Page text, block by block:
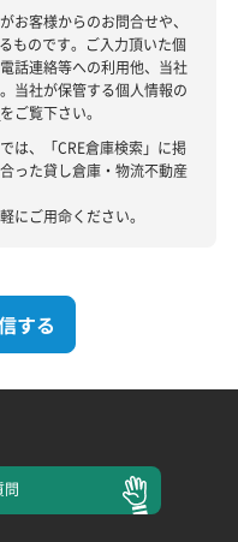
お客様からのお問合せや、
ものです。ご入力頂いた個
話連絡等への利用他、当社
当社が保管する個人情報の
をご覧下さい。
は、「CRE倉庫検索」に掲
った貸し倉庫・物流不動産
にご用命ください。
する
問